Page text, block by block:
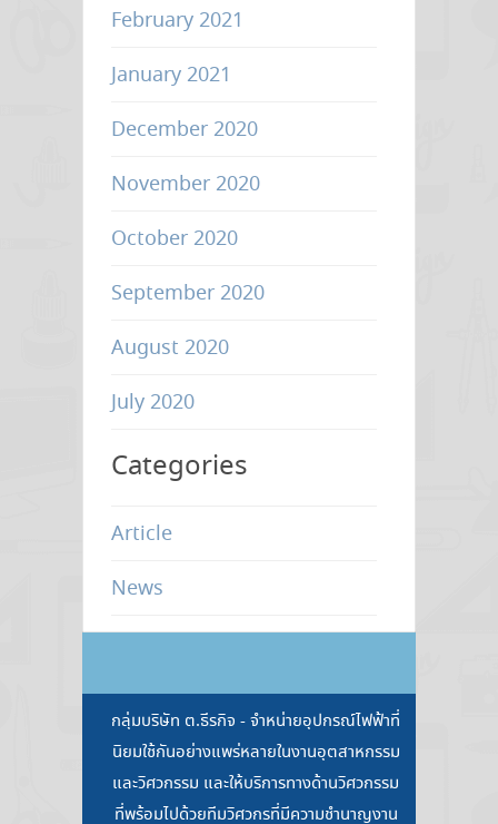
February 2021
January 2021
December 2020
November 2020
October 2020
September 2020
August 2020
July 2020
Categories
Article
News
กลุ่มบริษัท ต.ธีรกิจ - จำหน่ายอุปกรณ์ไฟฟ้าที่
นิยมใช้กันอย่างแพร่หลายในงานอุตสาหกรรม
และวิศวกรรม และให้บริการทางด้านวิศวกรรม
ที่พร้อมไปด้วยทีมวิศวกรที่มีความชำนาญงาน